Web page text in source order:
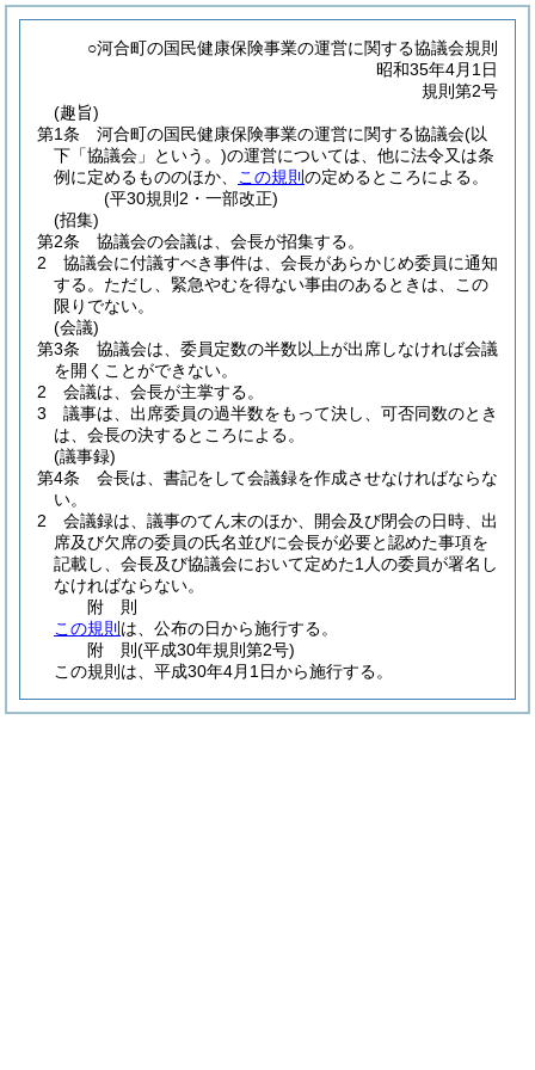
○河合町の国民健康保険事業の運営に関する協議会規則
昭和35年4月1日
規則第2号
(趣旨)
第1条
河合町の国民健康保険事業の運営に関する協議会(以
下「協議会」という。)の運営については、他に法令又は条
例に定めるもののほか、
この規則 の定めるところによる。
(平30規則2・一部改正)
(招集)
第2条
協議会の会議は、会長が招集する。
2
協議会に付議すべき事件は、会長があらかじめ委員に通知
する。 ただし、緊急やむを得ない事由のあるときは、この
限りでない。
(会議)
第3条
協議会は、委員定数の半数以上が出席しなければ会議
を開くことができない。
2
会議は、会長が主掌する。
3
議事は、出席委員の過半数をもって決し、可否同数のとき
は、会長の決するところによる。
(議事録)
第4条
会長は、書記をして会議録を作成させなければならな
い。
2
会議録は、議事のてん末のほか、開会及び閉会の日時、出
席及び欠席の委員の氏名並びに会長が必要と認めた事項を
記載し、会長及び協議会において定めた1人の委員が署名し
なければならない。
附 則
この規則 は、公布の日から施行する。
附 則(平成30年規則第2号)
この規則は、平成30年4月1日から施行する。